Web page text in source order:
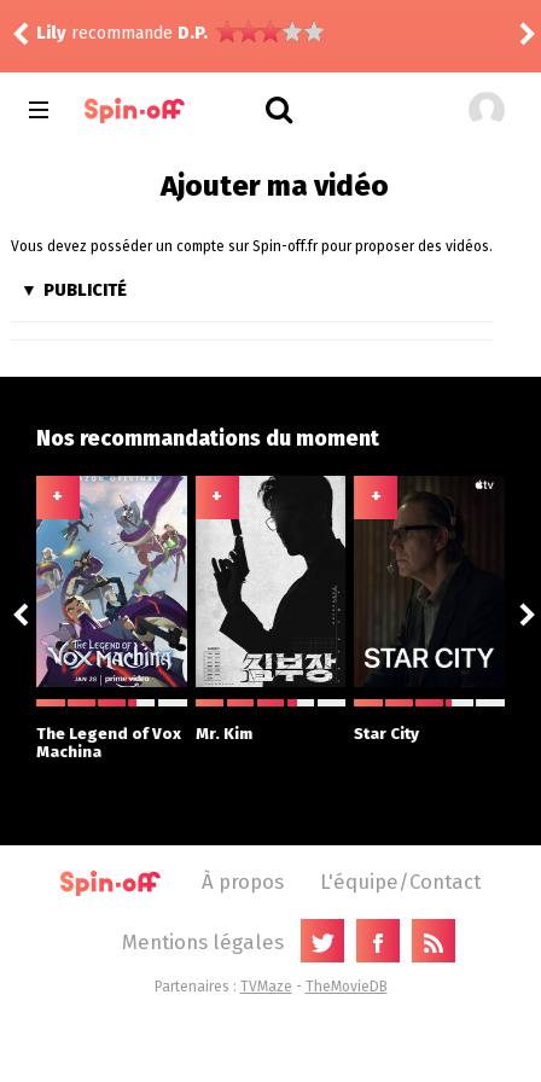
Lily recommande D.P.
Ajouter ma vidéo
Vous devez posséder un compte sur Spin-off.fr pour proposer des vidéos.
PUBLICITÉ
Nos recommandations du moment
+
The Legend of Vox
Machina
+
Mr. Kim
+
Star City
À propos L'équipe/Contact
Mentions légales
Partenaires : TVMaze - TheMovieDB